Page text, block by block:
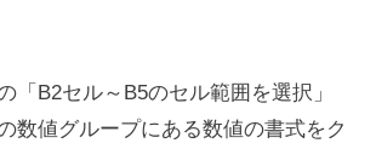
「B2セル～B5のセル範囲を選択」
数値グループにある数値の書式をク